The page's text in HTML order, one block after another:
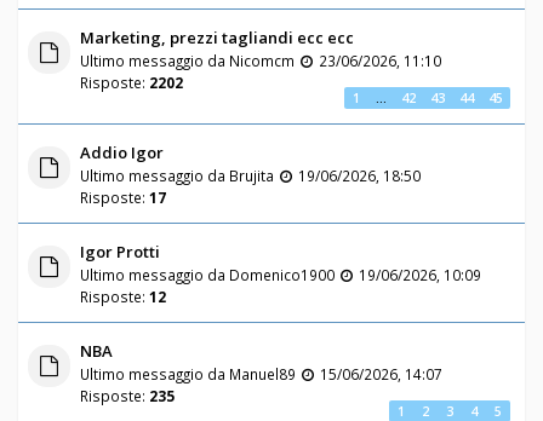
Marketing, prezzi tagliandi ecc ecc
Ultimo messaggio da Nicomcm
23/06/2026, 11:10
Risposte: 2202
1 42 43 44 45
Addio Igor
Ultimo messaggio da Brujita
19/06/2026, 18:50
Risposte: 17
Igor Protti
Ultimo messaggio da Domenico1900
19/06/2026, 10:09
Risposte: 12
NBA
Ultimo messaggio da Manuel89
15/06/2026, 14:07
Risposte: 235
1 2 3 4 5